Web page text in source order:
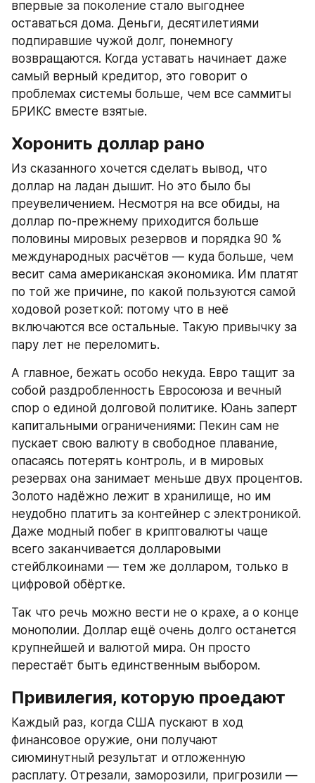
впервые за поколение стало выгоднее
оставаться дома. Деньги, десятилетиями
подпиравшие чужой долг, понемногу
возвращаются. Когда уставать начинает даже
самый верный кредитор, это говорит о
проблемах системы больше, чем все саммиты
БРИКС вместе взятые.
Хоронить доллар рано
Из сказанного хочется сделать вывод, что
доллар на ладан дышит. Но это было бы
преувеличением. Несмотря на все обиды, на
доллар по-прежнему приходится больше
половины мировых резервов и порядка 90 %
международных расчётов — куда больше, чем
весит сама американская экономика. Им платят
по той же причине, по какой пользуются самой
ходовой розеткой: потому что в неё
включаются все остальные. Такую привычку за
пару лет не переломить.
А главное, бежать особо некуда. Евро тащит за
собой раздробленность Евросоюза и вечный
спор о единой долговой политике. Юань заперт
капитальными ограничениями: Пекин сам не
пускает свою валюту в свободное плавание,
опасаясь потерять контроль, и в мировых
резервах она занимает меньше двух процентов.
Золото надёжно лежит в хранилище, но им
неудобно платить за контейнер с электроникой.
Даже модный побег в криптовалюты чаще
всего заканчивается долларовыми
стейблкоинами — тем же долларом, только в
цифровой обёртке.
Так что речь можно вести не о крахе, а о конце
монополии. Доллар ещё очень долго останется
крупнейшей и валютой мира. Он просто
перестаёт быть единственным выбором.
Привилегия, которую проедают
Каждый раз, когда США пускают в ход
финансовое оружие, они получают
сиюминутный результат и отложенную
расплату. Отрезали, заморозили, пригрозили —